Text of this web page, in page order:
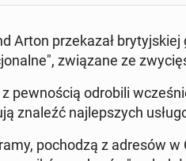
Arton prze­ka­zał
zwią­za­ne ze
pew­no­ścią od­ro­bi­li
znaleźć naj­lep­szych
po­cho­dzą z adresów